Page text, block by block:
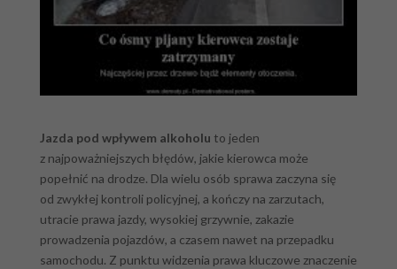
Jazda pod wpływem alkoholu to jeden
z najpoważniejszych błędów, jakie kierowca może
popełnić na drodze. Dla wielu osób sprawa zaczyna się
od zwykłej kontroli policyjnej, a kończy na zarzutach,
utracie prawa jazdy, wysokiej grzywnie, zakazie
prowadzenia pojazdów, a czasem nawet na przepadku
samochodu. Z punktu widzenia prawa kluczowe znaczenie